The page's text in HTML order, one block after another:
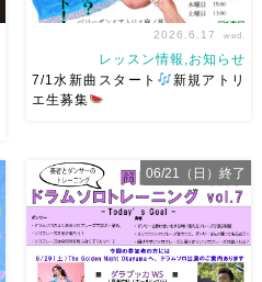
せんか？7/1水より新曲スター
ト
日焼けせずに街中で身
体を動かせる
音楽とともに
踊ることでリフレッシュ
表
現することで違う自分になれる
2026.6.17 wed.
レッスン情報,お知らせ
7/1水新曲スタート
新規アトリ
エ生募集
06/21（日）終了